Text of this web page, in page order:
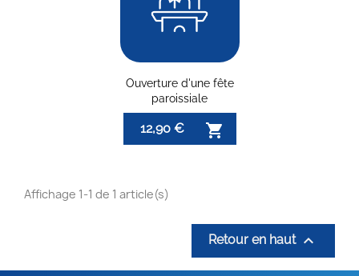
Ouverture d'une fête
paroissiale
12,90 € 
Affichage 1-1 de 1 article(s)
Retour en haut 